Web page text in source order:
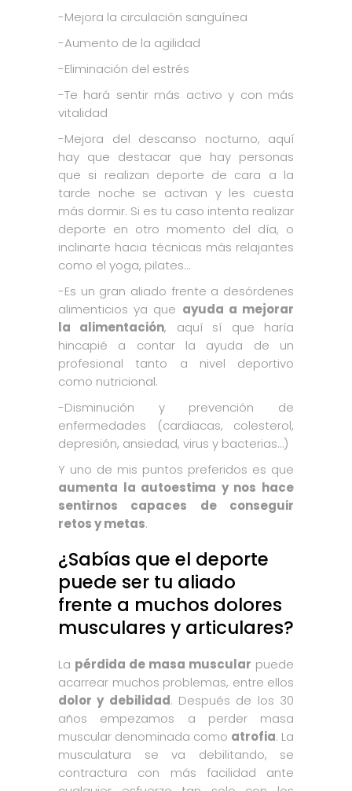
-Mejora la circulación sanguínea
-Aumento de la agilidad
-Eliminación del estrés
-Te hará sentir más activo y con más
vitalidad
-Mejora del descanso nocturno, aquí
hay que destacar que hay personas
que si realizan deporte de cara a la
tarde noche se activan y les cuesta
más dormir. Si es tu caso intenta realizar
deporte en otro momento del día, o
inclinarte hacia técnicas más relajantes
como el yoga, pilates…
-Es un gran aliado frente a desórdenes
alimenticios ya que ayuda a mejorar
la alimentación, aquí sí que haría
hincapié a contar la ayuda de un
profesional tanto a nivel deportivo
como nutricional.
-Disminución y prevención de
enfermedades (cardiacas, colesterol,
depresión, ansiedad, virus y bacterias…)
Y uno de mis puntos preferidos es que
aumenta la autoestima y nos hace
sentirnos capaces de conseguir
retos y metas.
¿Sabías que el deporte
puede ser tu aliado
frente a muchos dolores
musculares y articulares?
La pérdida de masa muscular puede
acarrear muchos problemas, entre ellos
dolor y debilidad. Después de los 30
años empezamos a perder masa
muscular denominada como atrofia. La
musculatura se va debilitando, se
contractura con más facilidad ante